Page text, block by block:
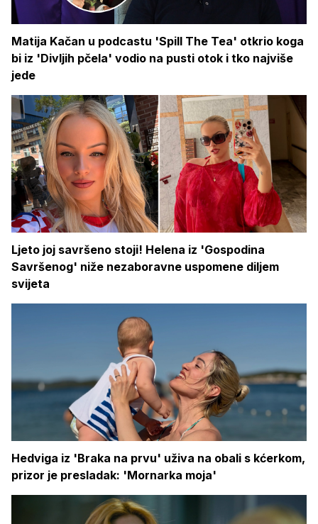
Matija Kačan u podcastu 'Spill The Tea' otkrio koga
bi iz 'Divljih pčela' vodio na pusti otok i tko najviše
jede
Ljeto joj savršeno stoji! Helena iz 'Gospodina
Savršenog' niže nezaboravne uspomene diljem
svijeta
Hedviga iz 'Braka na prvu' uživa na obali s kćerkom,
prizor je presladak: 'Mornarka moja'